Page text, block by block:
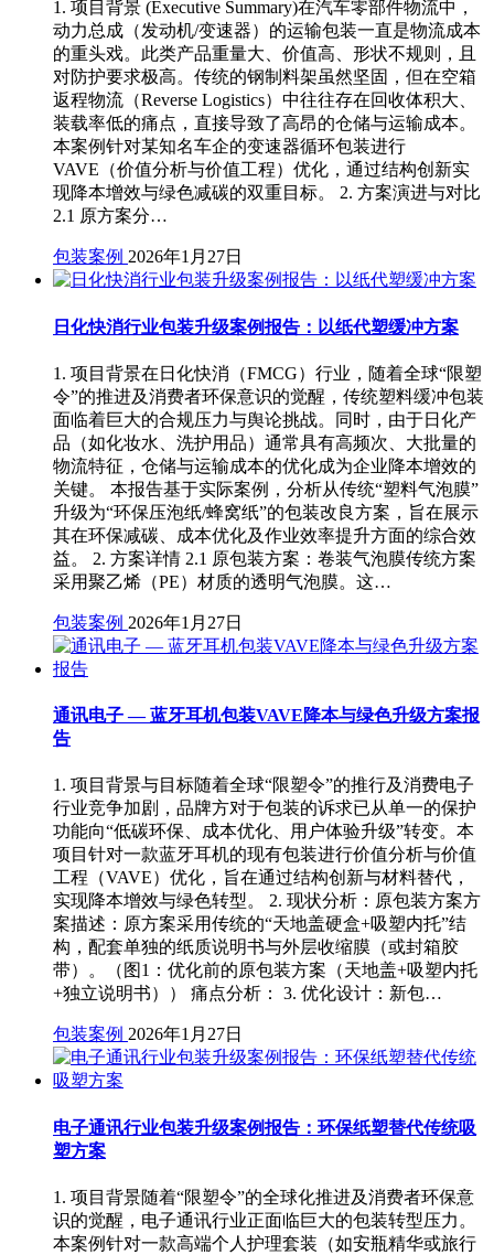
1. 项目背景 (Executive Summary)在汽车零部件物流中，
动力总成（发动机/变速器）的运输包装一直是物流成本
的重头戏。此类产品重量大、价值高、形状不规则，且
对防护要求极高。传统的钢制料架虽然坚固，但在空箱
返程物流（Reverse Logistics）中往往存在回收体积大、
装载率低的痛点，直接导致了高昂的仓储与运输成本。
本案例针对某知名车企的变速器循环包装进行
VAVE（价值分析与价值工程）优化，通过结构创新实
现降本增效与绿色减碳的双重目标。 2. 方案演进与对比
2.1 原方案分…
包装案例 2026年1月27日
日化快消行业包装升级案例报告：以纸代塑缓冲方案
1. 项目背景在日化快消（FMCG）行业，随着全球“限塑
令”的推进及消费者环保意识的觉醒，传统塑料缓冲包装
面临着巨大的合规压力与舆论挑战。同时，由于日化产
品（如化妆水、洗护用品）通常具有高频次、大批量的
物流特征，仓储与运输成本的优化成为企业降本增效的
关键。 本报告基于实际案例，分析从传统“塑料气泡膜”
升级为“环保压泡纸/蜂窝纸”的包装改良方案，旨在展示
其在环保减碳、成本优化及作业效率提升方面的综合效
益。 2. 方案详情 2.1 原包装方案：卷装气泡膜传统方案
采用聚乙烯（PE）材质的透明气泡膜。这…
包装案例 2026年1月27日
通讯电子 — 蓝牙耳机包装VAVE降本与绿色升级方案报
告
1. 项目背景与目标随着全球“限塑令”的推行及消费电子
行业竞争加剧，品牌方对于包装的诉求已从单一的保护
功能向“低碳环保、成本优化、用户体验升级”转变。本
项目针对一款蓝牙耳机的现有包装进行价值分析与价值
工程（VAVE）优化，旨在通过结构创新与材料替代，
实现降本增效与绿色转型。 2. 现状分析：原包装方案方
案描述：原方案采用传统的“天地盖硬盒+吸塑内托”结
构，配套单独的纸质说明书与外层收缩膜（或封箱胶
带）。（图1：优化前的原包装方案（天地盖+吸塑内托
+独立说明书）） 痛点分析： 3. 优化设计：新包…
包装案例 2026年1月27日
电子通讯行业包装升级案例报告：环保纸塑替代传统吸
塑方案
1. 项目背景随着“限塑令”的全球化推进及消费者环保意
识的觉醒，电子通讯行业正面临巨大的包装转型压力。
本案例针对一款高端个人护理套装（如安瓶精华或旅行